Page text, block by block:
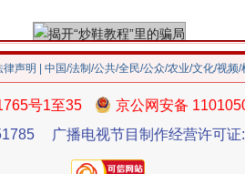
律声明 | 中国/法制/公共/全民/公众/农业/文化/视频
号1至35
京公网安备
广播电视节目制作经营许可